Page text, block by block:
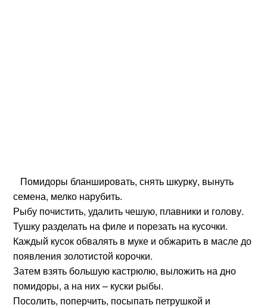
Помидоры бланшировать, снять шкурку, вынуть
семена, мелко нарубить.
Рыбу почистить, удалить чешую, плавники и голову.
Тушку разделать на филе и порезать на кусочки.
Каждый кусок обвалять в муке и обжарить в масле до
появления золотистой корочки.
Затем взять большую кастрюлю, выложить на дно
помидоры, а на них – куски рыбы.
Посолить, поперчить, посыпать петрушкой и